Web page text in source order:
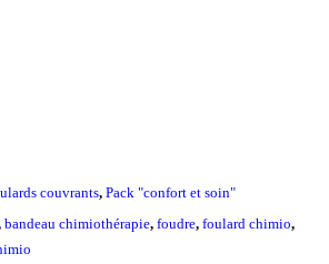
couvrants,Pack "confort et soin"
bandeau chimiothérapie,foudre,foulard chimio,